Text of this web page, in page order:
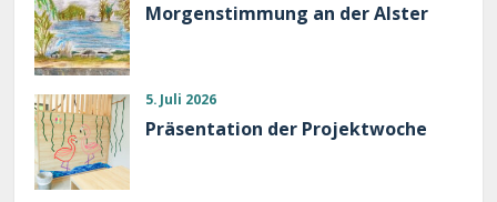
Morgenstimmung an der Alster
5. Juli 2026
Präsentation der Projektwoche